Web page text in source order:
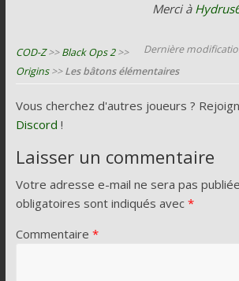
Merci à
Dernière
COD-Z>>Black Ops 2>>
Origins>>Les bâtons élémentaires
Vous cherchez d'autres joueurs ?
Discord !
Laisser un commentaire
Votre adresse e-mail ne sera pas
obligatoires sont indiqués avec *
Commentaire *